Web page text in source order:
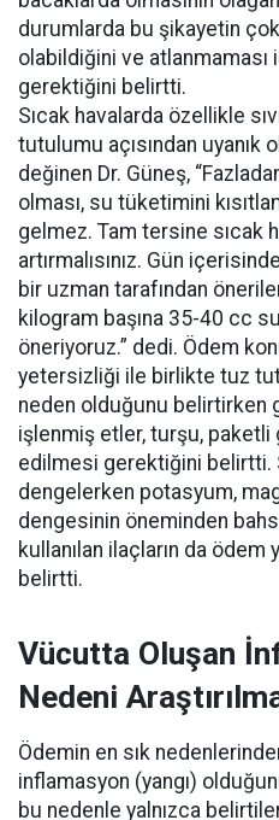
durumlarda bu şikayetin
olabildiğini ve atlanmaması
gerektiğini belirtti.
Sıcak havalarda özellikle
tutulumu açısından uyanık
değinen Dr. Güneş,
olması, su tüketimini
gelmez. Tam tersine sıcak
artırmalısınız. Gün
bir uzman tarafından
kilogram başına 35-40 cc
öneriyoruz.” dedi. Ödem
yetersizliği ile birlikte tuz
neden olduğunu belirtirken
işlenmiş etler, turşu, paketli
edilmesi gerektiğini belirtti.
dengelerken potasyum,
dengesinin öneminden
kullanılan ilaçların da
belirtti.
Vücutta Oluşan
Nedeni
Ödemin en sık
inflamasyon (yangı)
bu nedenle yalnızca